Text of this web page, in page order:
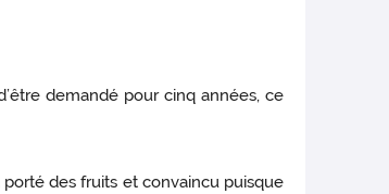
demandé pour cinq années, ce
des fruits et convaincu puisque